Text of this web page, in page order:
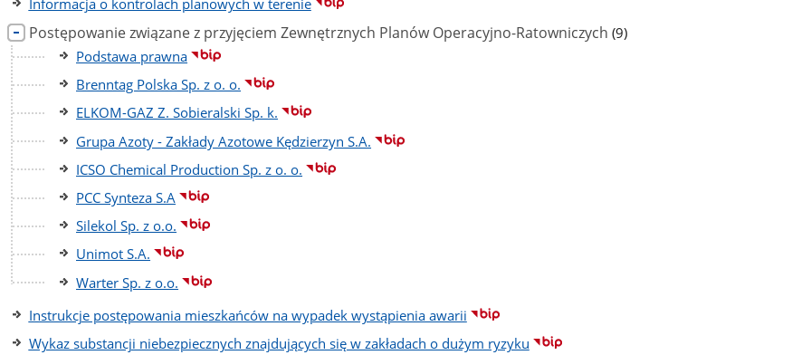
Postępowanie związane z przyjęciem Zewnętrznych Planów Operacyjno-Ratowniczych liczba
(9)
Podstawa prawna
Brenntag Polska Sp. z o. o.
ELKOM-GAZ Z. Sobieralski Sp. k.
Grupa Azoty - Zakłady Azotowe Kędzierzyn S.A.
ICSO Chemical Production Sp. z o. o.
PCC Synteza S.A
Silekol Sp. z o.o.
Unimot S.A.
Warter Sp. z o.o.
Instrukcje postępowania mieszkańców na wypadek wystąpienia awarii
Wykaz substancji niebezpiecznych znajdujących się w zakładach o dużym ryzyku